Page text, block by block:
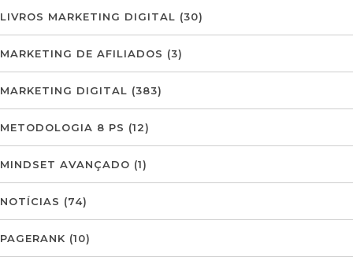
LIVROS MARKETING DIGITAL (30)
MARKETING DE AFILIADOS (3)
MARKETING DIGITAL (383)
METODOLOGIA 8 PS (12)
MINDSET AVANÇADO (1)
NOTÍCIAS (74)
PAGERANK (10)